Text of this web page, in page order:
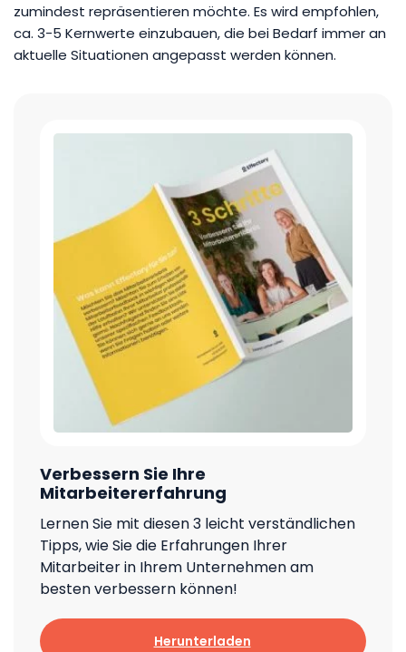
zumindest repräsentieren möchte. Es wird empfohlen,
ca. 3-5 Kernwerte einzubauen, die bei Bedarf immer an
aktuelle Situationen angepasst werden können.
Verbessern Sie Ihre
Mitarbeitererfahrung
Lernen Sie mit diesen 3 leicht verständlichen
Tipps, wie Sie die Erfahrungen Ihrer
Mitarbeiter in Ihrem Unternehmen am
besten verbessern können!
Herunterladen